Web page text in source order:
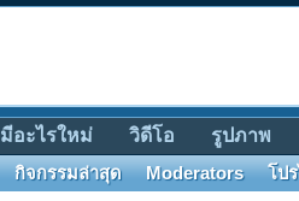
มีอะไรใหม่ วิดีโอ รูปภาพ
กิจกรรมล่าสุด Moderators โป